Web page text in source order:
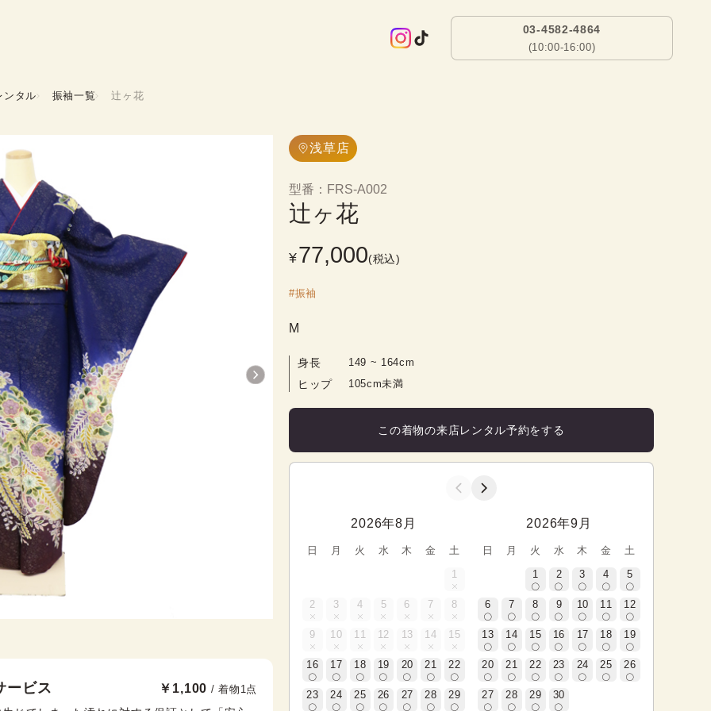
03-4582-4864
(10:00-16:00)
ンタル 振袖一覧 辻ヶ花
ービス ￥1,100 / 着物1点
浅草店
型番 ： FRS-A002
辻ヶ花
¥77,000(税込)
#振袖
M
身長 149 ~ 164cm
ヒップ 105cm未満
この着物の来店レンタル予約をする
2026年8月
日 月 火 水 木 金
土
1
2 3 4 5 6 7 8
9 10 11 12 13 14 15
16 17 18 19 20 21 22
23 24 25 26 27 28 29
2026年9月
日 月 火 水 木 金
土
1
2 3 4 5
6 7 8 9 10 11 12
13 14 15 16 17 18 19
20 21 22 23 24 25 26
27 28 29 30